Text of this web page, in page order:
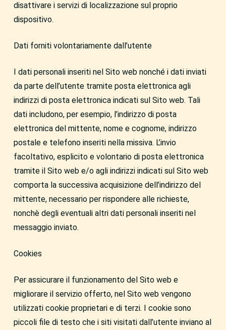
disattivare i servizi di localizzazione sul proprio
dispositivo.
Dati forniti volontariamente dall’utente
I dati personali inseriti nel Sito web nonché i dati inviati
da parte dell’utente tramite posta elettronica agli
indirizzi di posta elettronica indicati sul Sito web. Tali
dati includono, per esempio, l’indirizzo di posta
elettronica del mittente, nome e cognome, indirizzo
postale e telefono inseriti nella missiva. L’invio
facoltativo, esplicito e volontario di posta elettronica
tramite il Sito web e/o agli indirizzi indicati sul Sito web
comporta la successiva acquisizione dell’indirizzo del
mittente, necessario per rispondere alle richieste,
nonchè degli eventuali altri dati personali inseriti nel
messaggio inviato.
Cookies
Per assicurare il funzionamento del Sito web e
migliorare il servizio offerto, nel Sito web vengono
utilizzati cookie proprietari e di terzi. I cookie sono
piccoli file di testo che i siti visitati dall’utente inviano al